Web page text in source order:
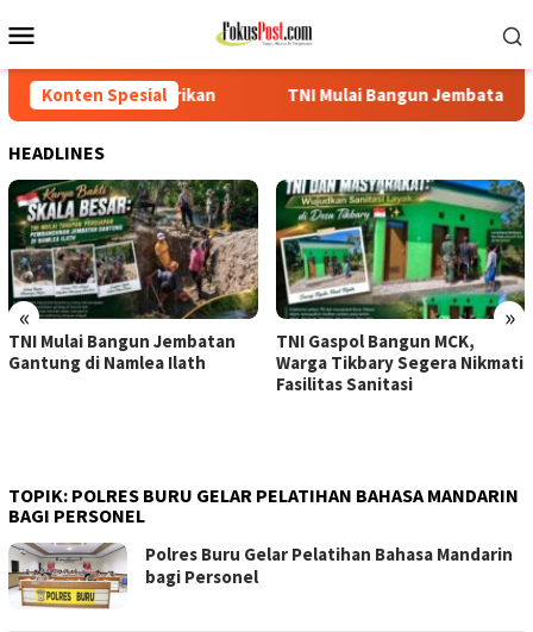
ke
Mobile
Konten SpesialTNI Mulai Bangun Jembatan Gantung di Namlea
HEADLINES
« »
TNI Gaspol Bangun MCK,
Warga Tikbary Segera Nikmati
Mangkir Dipanggil Penyidik,
AA Berdalih PH di Medan,
Korban Minta Polisi Bertindak
TOPIK: POLRES BURU GELAR PELATIHAN BAHASA MANDARIN
BAGI PERSONEL
Polres Buru Gelar Pelatihan Bahasa Mandarin
bagi Personel